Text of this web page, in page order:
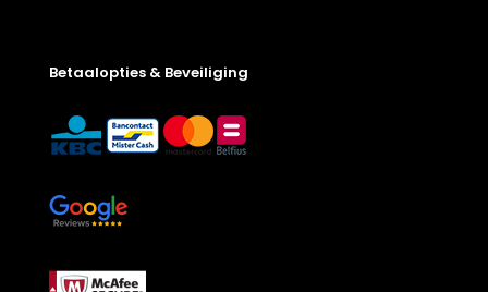
Betaalopties & Beveiliging